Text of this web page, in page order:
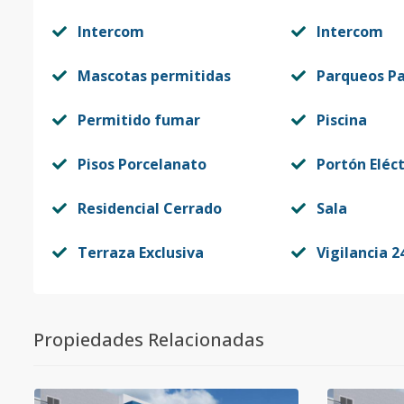
Código 412860-15
5-41 2
6-32 3 3
Intercom Intercom
Mascotas permitidas Parqueos
Permitido fumar Piscina
Pisos Porcelanato Portón
Residencial Cerrado Sala
Terraza Exclusiva Vigilancia
Propiedades Relacionadas